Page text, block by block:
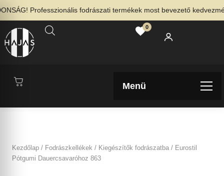
Professzionális fodrászati termékek most bevezető
0
Menü
Kezdőlap / Fodrászkellékek / Kiegészítők fodrászatba / Eurostil
Pótgumi Dauercsavaróhoz 863